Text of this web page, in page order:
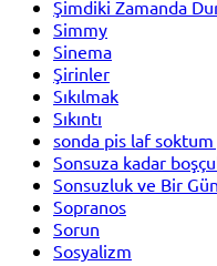
Şimdiki Zamanda
Simmy
Sinema
Şirinler
Sıkılmak
Sıkıntı
sonda pis laf soktum
Sonsuza kadar
Sonsuzluk ve Bir Gün
Sopranos
Sorun
Sosyalizm